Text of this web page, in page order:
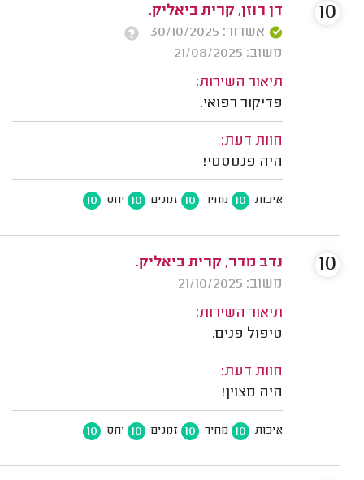
דן רוזן, קרית ביאליק.
אשרור: 30/10/2025
משוב: 21/08/2025
תיאור השירות:
פדיקור רפואי.
חוות דעת:
היה פנטסטי!
איכות 10 מחיר 10 זמנים 10 יחס 10
10
נדב מדר, קרית ביאליק.
משוב: 21/10/2025
תיאור השירות:
טיפול פנים.
חוות דעת:
היה מצוין!
איכות 10 מחיר 10 זמנים 10 יחס 10
10